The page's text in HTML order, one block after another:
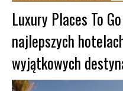
Luxury Places To
najlepszych
wyjątkowych